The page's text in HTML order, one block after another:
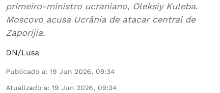
primeiro-ministro ucraniano, Oleksiy Kuleba.
Moscovo acusa Ucrânia de atacar central de
Zaporijia.
DN/Lusa
Publicado a: 19 Jun 2026, 09:34
Atualizado a: 19 Jun 2026, 09:34